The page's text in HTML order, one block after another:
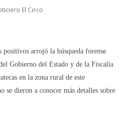
El Circo
arrojó la búsqueda forense
Gobierno del Estado y de la Fiscalía
en la zona rural de este
se dieron a conocer más detalles sobre